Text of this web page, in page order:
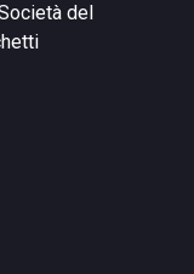
del